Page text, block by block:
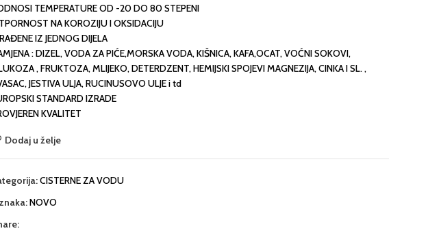
TEMPERATURE OD -20 DO 80 STEPENI
NA KOROZIJU I OKSIDACIJU
IZ JEDNOG DIJELA
: DIZEL, VODA ZA PIĆE,MORSKA VODA, KIŠNICA, KAFA,OCAT, VOĆNI SOKOVI,
, FRUKTOZA, MLIJEKO, DETERDZENT, HEMIJSKI SPOJEVI MAGNEZIJA, CINKA I SL. ,
JESTIVA ULJA, RUCINUSOVO ULJE i td
STANDARD IZRADE
KVALITET
Dodaj u želje
CISTERNE ZA VODU
NOVO